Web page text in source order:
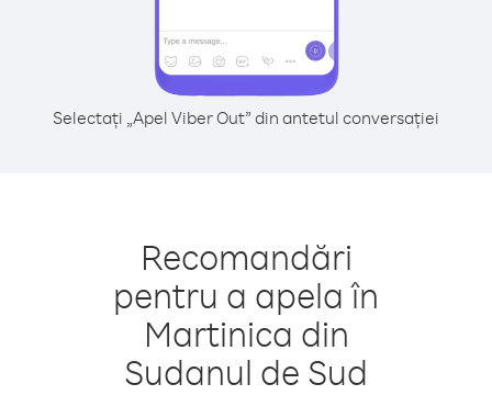
Selectați „Apel Viber Out” din antetul conversației
Recomandări
pentru a apela în
Martinica din
Sudanul de Sud